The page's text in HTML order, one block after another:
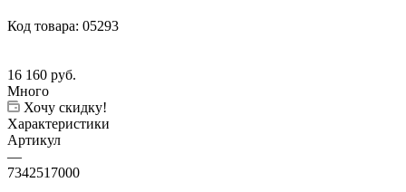
Код товара: 05293
16 160 руб.
Много
Хочу скидку!
Характеристики
Артикул
—
7342517000